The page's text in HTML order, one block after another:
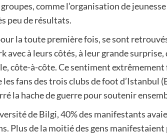
comme l’organisation de
peu de résultats.
la toute première fois, se sont
avec à leurs côtés, à leur grande
côte-à-côte. Ce sentiment
fans des trois clubs de foot d’Istanbul
la hache de guerre pour soutenir
de Bilgi, 40% des manifestants
Plus de la moitié des gens